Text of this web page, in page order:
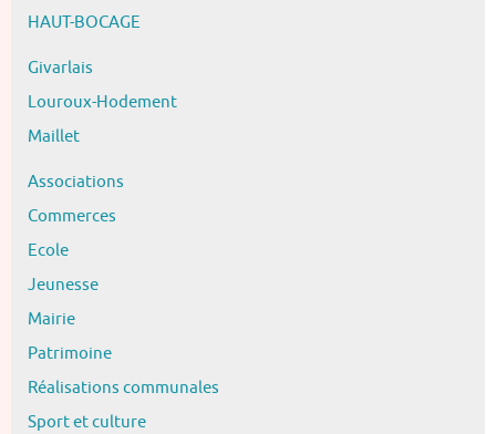
HAUT-BOCAGE
Givarlais
Louroux-Hodement
Maillet
Associations
Commerces
Ecole
Jeunesse
Mairie
Patrimoine
Réalisations communales
Sport et culture